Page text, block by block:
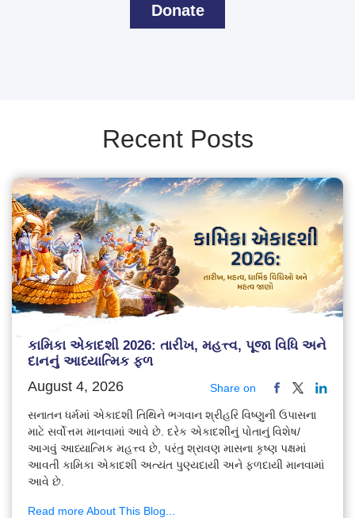
Donate
Recent Posts
કામિકા એકાદશી 2026: તારીખ, મહત્ત્વ, પૂજા વિધિ અને
દાનનું આધ્યાત્મિક ફળ
August 4, 2026 Share on
સનાતન ધર્મમાં એકાદશી તિથિને ભગવાન શ્રીહરિ વિષ્ણુની ઉપાસના
માટે સર્વોત્તમ માનવામાં આવે છે. દરેક એકાદશીનું પોતાનું વિશેષ/
આગવું આધ્યાત્મિક મહત્ત્વ છે, પરંતુ શ્રાવણ માસના કૃષ્ણ પક્ષમાં
આવતી કામિકા એકાદશી અત્યંત પુણ્યદાયી અને ફળદાયી માનવામાં
આવે છે.
Read more About This Blog...